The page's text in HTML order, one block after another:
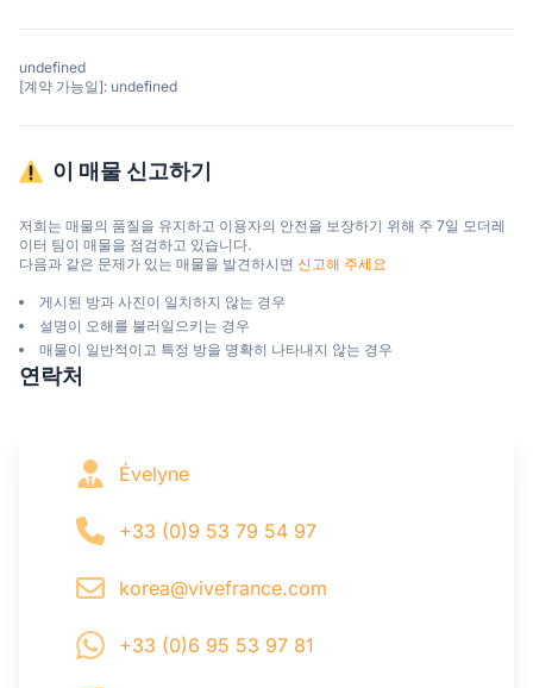
undefined
[계약 가능일]: undefined
이 매물 신고하기
저희는 매물의 품질을 유지하고 이용자의 안전을 보장하기 위해 주 7일 모더레
이터 팀이 매물을 점검하고 있습니다.
다음과 같은 문제가 있는 매물을 발견하시면 신고해 주세요
게시된 방과 사진이 일치하지 않는 경우
설명이 오해를 불러일으키는 경우
매물이 일반적이고 특정 방을 명확히 나타내지 않는 경우
연락처
Évelyne
+33 (0)9 53 79 54 97
korea@vivefrance.com
+33 (0)6 95 53 97 81